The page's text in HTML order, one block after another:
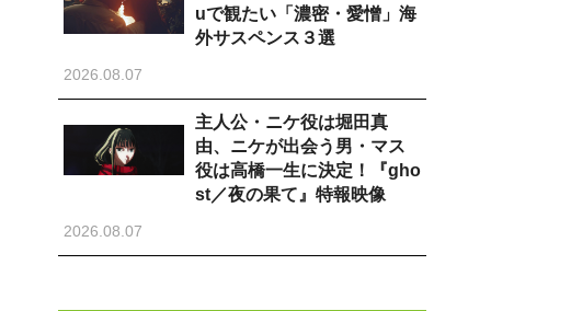
uで観たい「濃密・愛憎」海
外サスペンス３選
2026.08.07
主人公・ニケ役は堀田真
由、ニケが出会う男・マス
役は高橋一生に決定！『gho
st／夜の果て』特報映像
2026.08.07